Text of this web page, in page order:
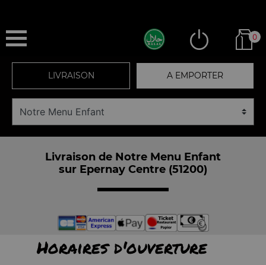
0
LIVRAISON A EMPORTER
Livraison de Notre Menu Enfant
sur Epernay Centre (51200)
Horaires d'ouverture